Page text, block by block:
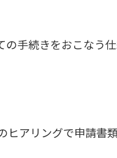
手続きをおこなう仕
アリングで申請書